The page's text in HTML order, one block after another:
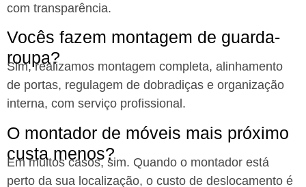
com transparência.
Vocês fazem montagem de guarda-
roupa?
Sim, realizamos montagem completa, alinhamento
de portas, regulagem de dobradiças e organização
interna, com serviço profissional.
O montador de móveis mais próximo
custa menos?
Em muitos casos, sim. Quando o montador está
perto da sua localização, o custo de deslocamento é